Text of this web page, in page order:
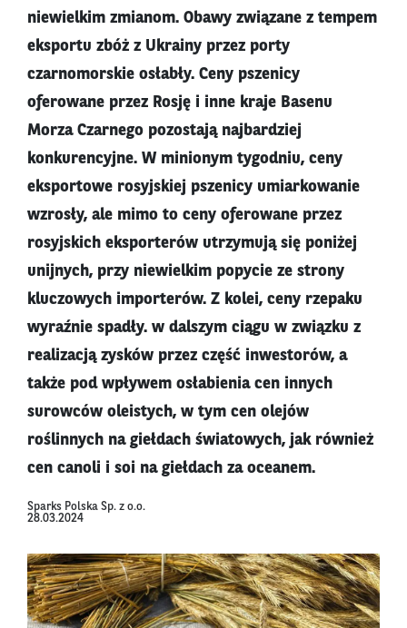
niewielkim zmianom. Obawy związane z tempem
eksportu zbóż z Ukrainy przez porty
czarnomorskie osłabły. Ceny pszenicy
oferowane przez Rosję i inne kraje Basenu
Morza Czarnego pozostają najbardziej
konkurencyjne. W minionym tygodniu, ceny
eksportowe rosyjskiej pszenicy umiarkowanie
wzrosły, ale mimo to ceny oferowane przez
rosyjskich eksporterów utrzymują się poniżej
unijnych, przy niewielkim popycie ze strony
kluczowych importerów. Z kolei, ceny rzepaku
wyraźnie spadły. w dalszym ciągu w związku z
realizacją zysków przez część inwestorów, a
także pod wpływem osłabienia cen innych
surowców oleistych, w tym cen olejów
roślinnych na giełdach światowych, jak również
cen canoli i soi na giełdach za oceanem.
Sparks Polska Sp. z o.o.
28.03.2024